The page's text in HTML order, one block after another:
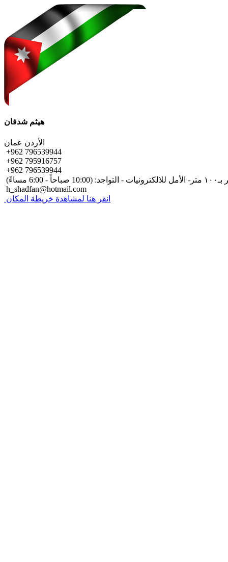
هيثم شدفان
الأردن عمان
+962 796539944
+962 795916757
+962 796539944
مساءً)
h_shadfan@hotmail.com
انقر هنا لمشاهدة خريطة المكان